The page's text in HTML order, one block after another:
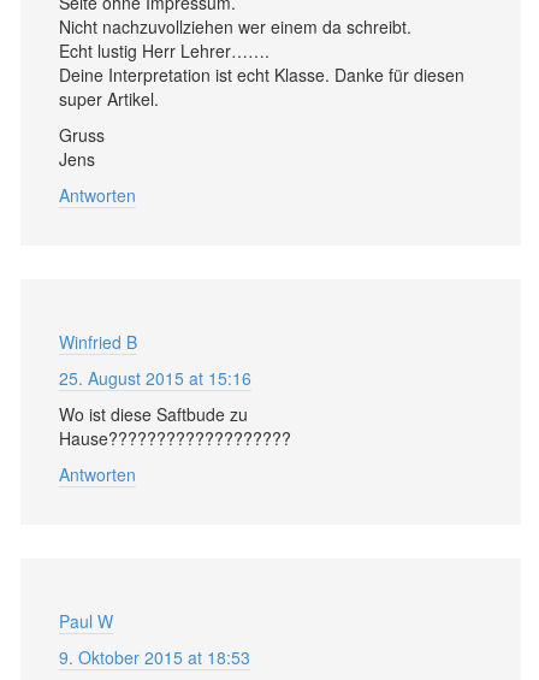
Nicht nachzuvollziehen wer einem da schreibt.
Echt lustig Herr Lehrer…….
Deine Interpretation ist echt Klasse. Danke für diesen
super Artikel.
Gruss
Jens
Antworten
Winfried B
25. August 2015 at 15:16
Wo ist diese Saftbude zu
Hause???????????????????
Antworten
Paul W
9. Oktober 2015 at 18:53